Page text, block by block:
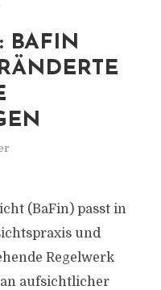
BAFIN
(BaFin) passt in
und
Regelwerk
aufsichtlicher